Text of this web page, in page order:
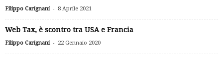
Filippo Carignani - 8 Aprile 2021
Web Tax, è scontro tra USA e Francia
Filippo Carignani - 22 Gennaio 2020